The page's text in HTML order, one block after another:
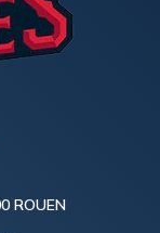
ROUEN